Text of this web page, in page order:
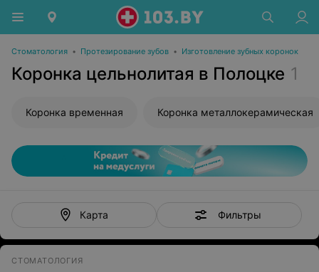
Стоматология • Протезирование зубов • Изготовление зубных коронок
Коронка цельнолитая в Полоцке 1
Коронка временная Коронка металлокерамическая
Карта Фильтры
СТОМАТОЛОГИЯ